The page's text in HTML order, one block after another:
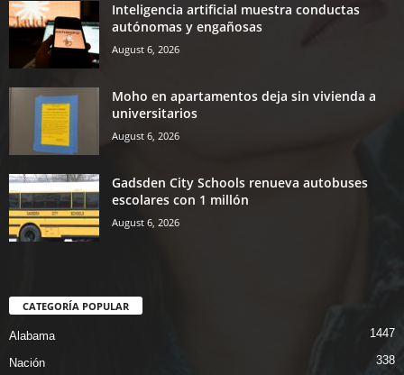
Inteligencia artificial muestra conductas
autónomas y engañosas
August 6, 2026
Moho en apartamentos deja sin vivienda a
universitarios
August 6, 2026
Gadsden City Schools renueva autobuses
escolares con 1 millón
August 6, 2026
CATEGORÍA POPULAR
Alabama 1447
Nación 338